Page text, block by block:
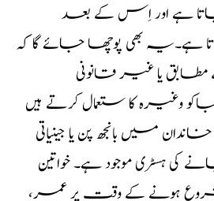
ہے اور اِس کے بعد
بھی پوچھا جائے گا کہ
یا غیر قانونی
وغیرہ کا ستعمال کرتے ہیں
میں بانجھ پن یا جینیاتی
ہسٹری موجود ہے۔ خواتین
شروع ہونے کے وقت پر عمر،